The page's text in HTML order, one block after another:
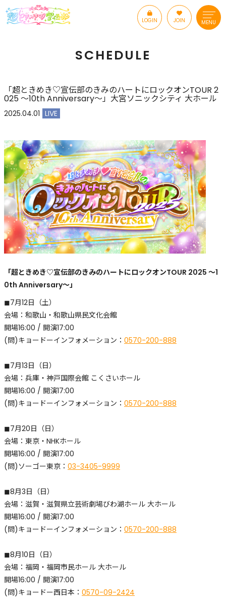
LOGIN JOIN MENU
SCHEDULE
「超ときめき♡宣伝部のきみのハートにロックオンTOUR 2
025 〜10th Anniversary〜」大宮ソニックシティ 大ホール
2025.04.01 LIVE
「超ときめき♡宣伝部のきみのハートにロックオンTOUR 2025 〜1
0th Anniversary〜」
◼︎7月12日（土）
会場：和歌山・和歌山県民文化会館
開場16:00 / 開演17:00
(問)キョードーインフォメーション： 0570-200-888
◼︎7月13日（日）
​会場：兵庫・神戸国際会館 こくさいホール
開場16:00 / 開演17:00
(問)キョードーインフォメーション： 0570-200-888
◼︎7月20日（日）
​会場：東京・NHKホール
開場16:00 / 開演17:00
(問)ソーゴー東京： 03-3405-9999
◼︎8月3日（日）
​会場：滋賀・滋賀県立芸術劇場びわ湖ホール 大ホール
開場16:00 / 開演17:00
(問)キョードーインフォメーション： 0570-200-888
◼︎8月10日（日）
​会場：福岡・福岡市民ホール 大ホール
開場16:00 / 開演17:00
(問)キョードー西日本： 0570-09-2424